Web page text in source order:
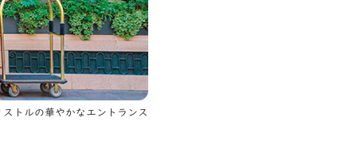
ストルの華やかなエントランス